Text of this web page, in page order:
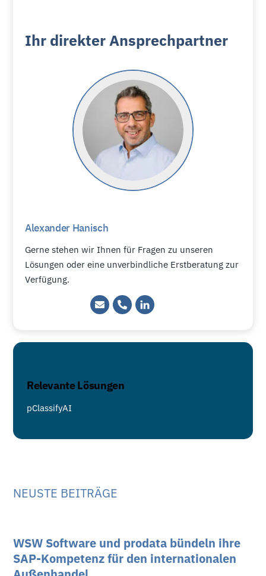
Ihr direkter Ansprechpartner
Alexander Hanisch
Gerne stehen wir Ihnen für Fragen zu unseren
Lösungen oder eine unverbindliche Erstberatung zur
Verfügung.
Relevante Lösungen
pClassifyAI
NEUSTE BEITRÄGE
WSW Software und prodata bündeln ihre
SAP-Kompetenz für den internationalen